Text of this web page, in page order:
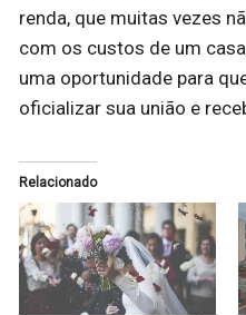
renda, que muitas vezes
com os custos de um
uma oportunidade para
oficializar sua união e
Relacionado